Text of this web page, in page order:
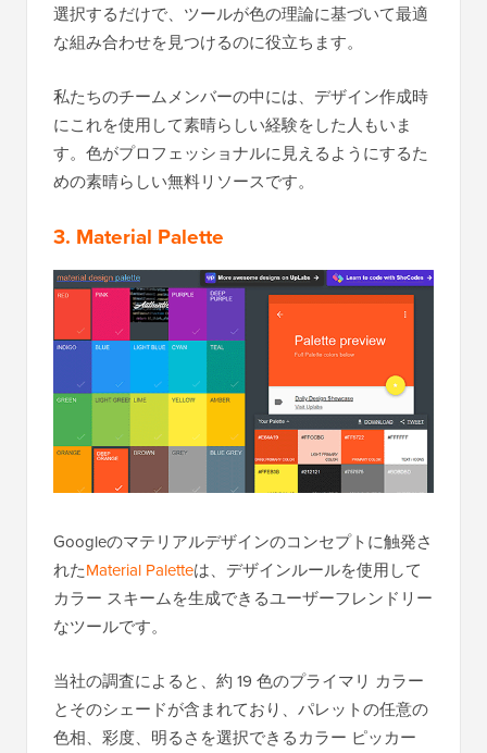
選択するだけで、ツールが色の理論に基づいて最適
な組み合わせを見つけるのに役立ちます。
私たちのチームメンバーの中には、デザイン作成時
にこれを使用して素晴らしい経験をした人もいま
す。色がプロフェッショナルに見えるようにするた
めの素晴らしい無料リソースです。
3. Material Palette
Googleのマテリアルデザインのコンセプトに触発さ
れたMaterial Paletteは、デザインルールを使用して
カラー スキームを生成できるユーザーフレンドリー
なツールです。
当社の調査によると、約 19 色のプライマリ カラー
とそのシェードが含まれており、パレットの任意の
色相、彩度、明るさを選択できるカラー ピッカー